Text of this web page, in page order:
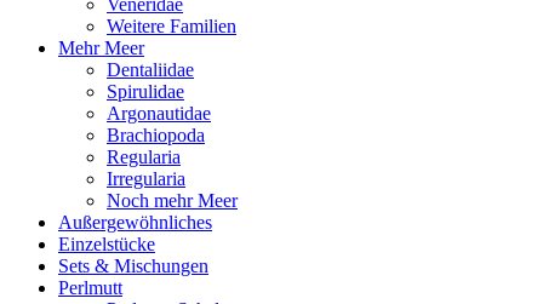
Veneridae
Weitere Familien
Mehr Meer
Dentaliidae
Spirulidae
Argonautidae
Brachiopoda
Regularia
Irregularia
Noch mehr Meer
Außergewöhnliches
Einzelstücke
Sets & Mischungen
Perlmutt